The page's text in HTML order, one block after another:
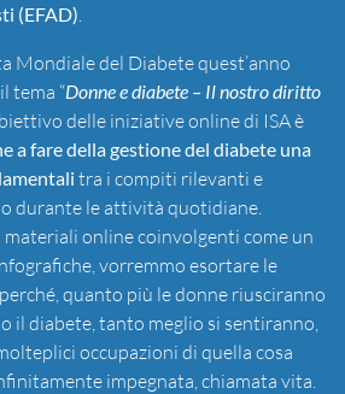
(EFAD)
Mondiale del Diabete quest’anno
tema “Donne e diabete – Il nostro diritto
delle iniziative online di ISA è
a fare della gestione del diabete una
tra i compiti rilevanti e
durante le attività quotidiane.
online coinvolgenti come un
vorremmo esortare le
perché, quanto più le donne riusciranno
il diabete, tanto meglio si sentiranno,
occupazioni di quella cosa
impegnata, chiamata vita.